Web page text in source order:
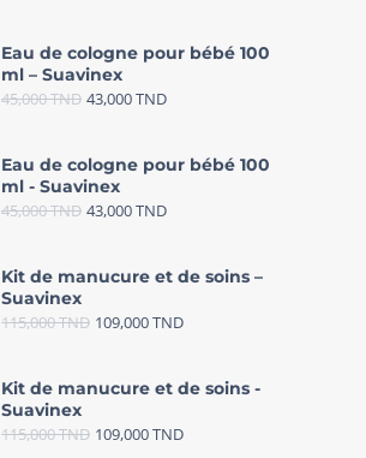
Eau de cologne pour bébé 100
ml – Suavinex
45,000TND 43,000TND
Eau de cologne pour bébé 100
ml - Suavinex
45,000TND 43,000TND
Kit de manucure et de soins –
Suavinex
115,000TND 109,000TND
Kit de manucure et de soins -
Suavinex
115,000TND 109,000TND